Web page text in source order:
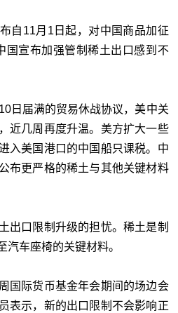
自11月1日起，对中国商品加征
国宣布加强管制稀土出口感到不
日届满的贸易休战协议，美中关
近几周再度升温。美方扩大一些
入美国港口的中国船只课税。中
布更严格的稀土与其他关键材料
出口限制升级的担忧。稀土是制
汽车座椅的关键材料。
国际货币基金年会期间的场边会
表示，新的出口限制不会影响正